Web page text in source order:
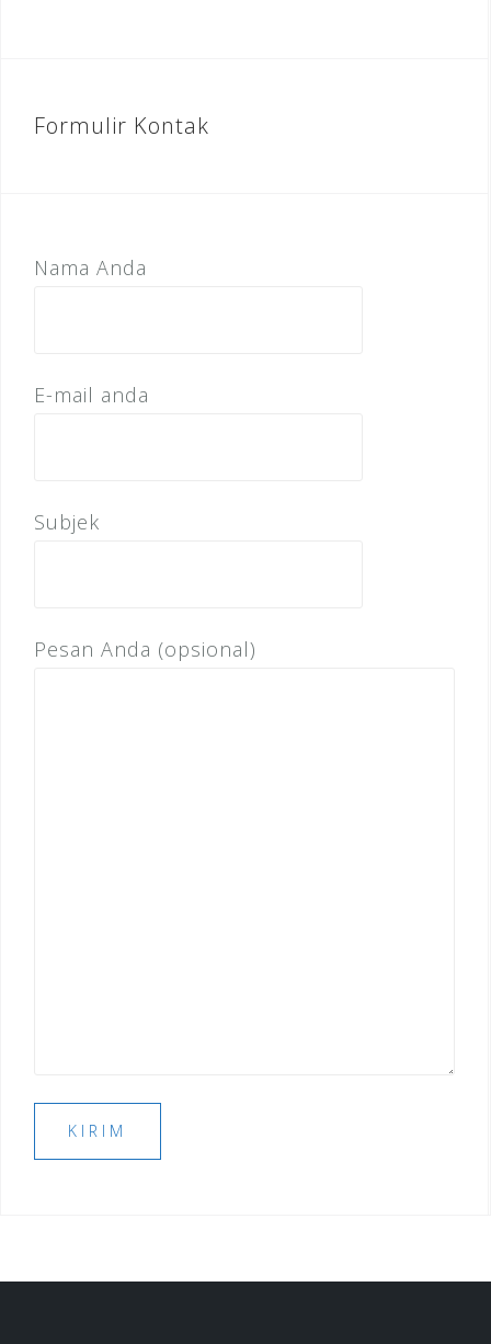
Formulir Kontak
Nama Anda
E-mail anda
Subjek
Pesan Anda (opsional)